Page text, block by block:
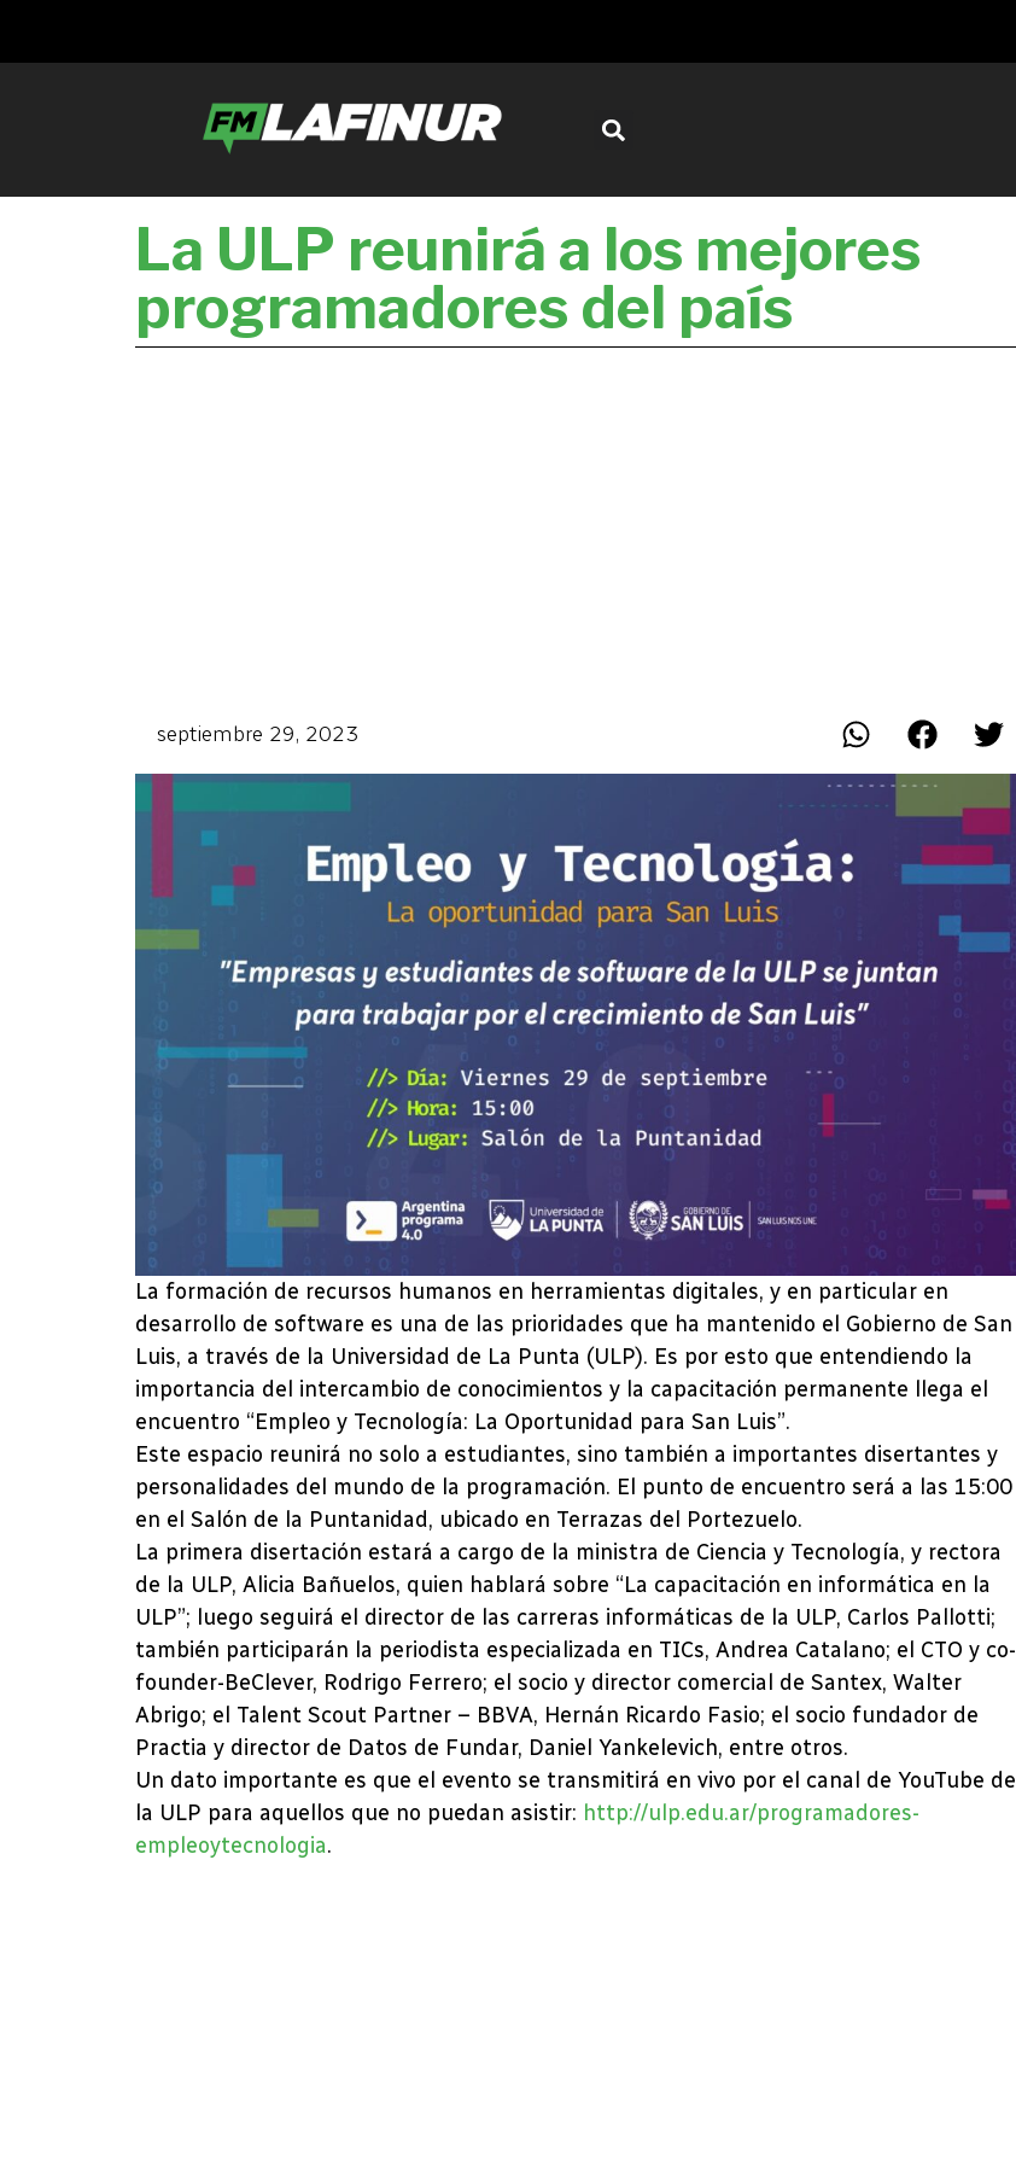
La ULP reunirá a los mejores
programadores del país
septiembre 29, 2023
La formación de recursos humanos en herramientas digitales, y en particular en
desarrollo de software es una de las prioridades que ha mantenido el Gobierno de San
Luis, a través de la Universidad de La Punta (ULP). Es por esto que entendiendo la
importancia del intercambio de conocimientos y la capacitación permanente llega el
encuentro “Empleo y Tecnología: La Oportunidad para San Luis”.
Este espacio reunirá no solo a estudiantes, sino también a importantes disertantes y
personalidades del mundo de la programación. El punto de encuentro será a las 15:00
en el Salón de la Puntanidad, ubicado en Terrazas del Portezuelo.
La primera disertación estará a cargo de la ministra de Ciencia y Tecnología, y rectora
de la ULP, Alicia Bañuelos, quien hablará sobre “La capacitación en informática en la
ULP”; luego seguirá el director de las carreras informáticas de la ULP, Carlos Pallotti;
también participarán la periodista especializada en TICs, Andrea Catalano; el CTO y co-
founder-BeClever, Rodrigo Ferrero; el socio y director comercial de Santex, Walter
Abrigo; el Talent Scout Partner – BBVA, Hernán Ricardo Fasio; el socio fundador de
Practia y director de Datos de Fundar, Daniel Yankelevich, entre otros.
Un dato importante es que el evento se transmitirá en vivo por el canal de YouTube de
la ULP para aquellos que no puedan asistir: http://ulp.edu.ar/programadores-
empleoytecnologia.